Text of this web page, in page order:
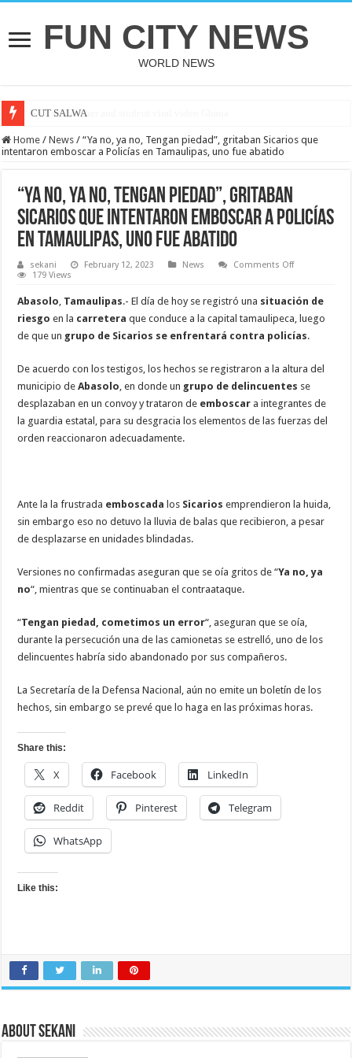
FUN CITY NEWS
WORLD NEWS
CUT SALWA
Home / News / “Ya no, ya no, Tengan piedad”, gritaban Sicarios que
intentaron emboscar a Policías en Tamaulipas, uno fue abatido
“Ya no, ya no, Tengan piedad”, gritaban
Sicarios que intentaron emboscar a Policías
en Tamaulipas, uno fue abatido
sekani February 12, 2023 News Comments Offon
ya
no,
Tengan
piedad”,
gritaban
intentaron
a
Policías
en
Tamaulipas,
uno
179 Views
Abasolo, Tamaulipas.- El día de hoy se registró una situación de
riesgo en la carreteraque conduce a la capital tamaulipeca, luego
de que un grupo de Sicarios se enfrentará contra policías.
De acuerdo con los testigos, los hechos se registraron a la altura del
municipio deAbasolo, en donde un grupo de delincuentes se
desplazaban en un convoy y trataron de emboscar a integrantes de
la guardia estatal, para su desgracia los elementos de las fuerzas del
orden reaccionaron adecuadamente.
Ante la la frustrada emboscada los Sicariosemprendieron la huida,
sin embargo eso no detuvo la lluvia de balas que recibieron, a pesar
de desplazarse en unidades blindadas.
Versiones no confirmadas aseguran que se oía gritos de “Ya no, ya
no“, mientras que se continuaban el contraataque.
“Tengan piedad, cometimos un error“, aseguran que se oía,
durante la persecución una de las camionetas se estrelló, uno de los
delincuentes habría sido abandonado por sus compañeros.
La Secretaría de la Defensa Nacional, aún no emite un boletín de los
hechos, sin embargo se prevé que lo haga en las próximas horas.
Share this:
X Facebook LinkedIn
Reddit Pinterest Telegram
WhatsApp
Like this:
About sekani